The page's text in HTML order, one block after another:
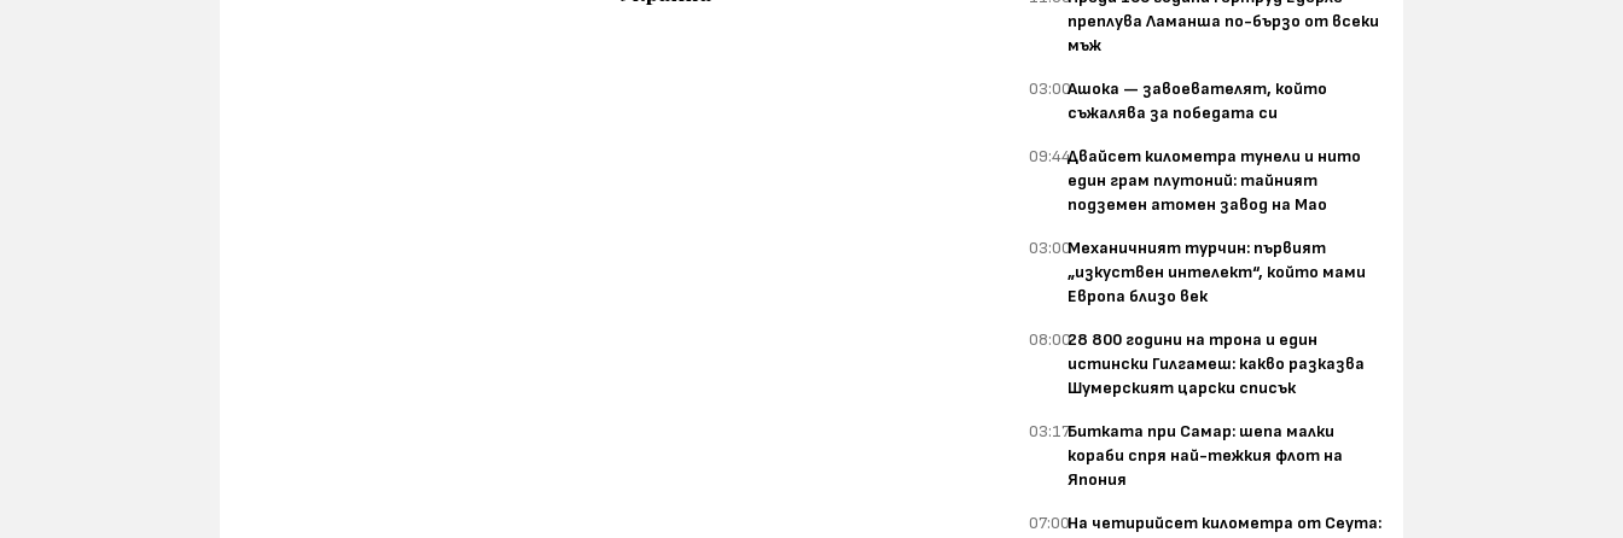
преплува Ламанша по-бързо от всеки
мъж
03:00Ашока — завоевателят, който
съжалява за победата си
09:44Двайсет километра тунели и нито
един грам плутоний: тайният
подземен атомен завод на Мао
03:00Механичният турчин: първият
„изкуствен интелект“, който мами
Европа близо век
08:0028 800 години на трона и един
истински Гилгамеш: какво разказва
Шумерският царски списък
03:17Битката при Самар: шепа малки
кораби спря най-тежкия флот на
Япония
07:00На четирийсет километра от Сеута: